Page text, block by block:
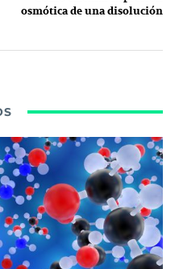
osmótica de una disolución